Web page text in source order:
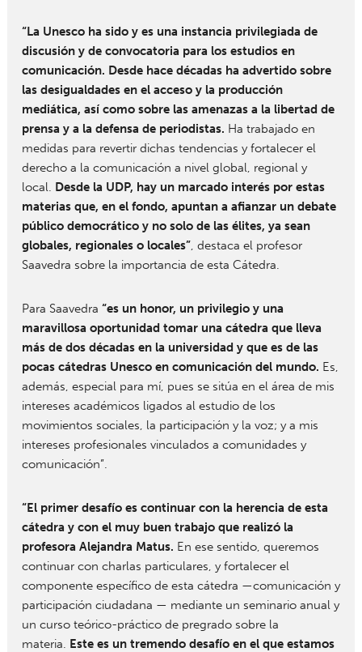
“La Unesco ha sido y es una instancia privilegiada de
discusión y de convocatoria para los estudios en
comunicación. Desde hace décadas ha advertido sobre
las desigualdades en el acceso y la producción
mediática, así como sobre las amenazas a la libertad de
prensa y a la defensa de periodistas. Ha trabajado en
medidas para revertir dichas tendencias y fortalecer el
derecho a la comunicación a nivel global, regional y
local. Desde la UDP, hay un marcado interés por estas
materias que, en el fondo, apuntan a afianzar un debate
público democrático y no solo de las élites, ya sean
globales, regionales o locales”, destaca el profesor
Saavedra sobre la importancia de esta Cátedra.
Para Saavedra “es un honor, un privilegio y una
maravillosa oportunidad tomar una cátedra que lleva
más de dos décadas en la universidad y que es de las
pocas cátedras Unesco en comunicación del mundo. Es,
además, especial para mí, pues se sitúa en el área de mis
intereses académicos ligados al estudio de los
movimientos sociales, la participación y la voz; y a mis
intereses profesionales vinculados a comunidades y
comunicación”.
“El primer desafío es continuar con la herencia de esta
cátedra y con el muy buen trabajo que realizó la
profesora Alejandra Matus. En ese sentido, queremos
continuar con charlas particulares, y fortalecer el
componente específico de esta cátedra —comunicación y
participación ciudadana — mediante un seminario anual y
un curso teórico-práctico de pregrado sobre la
materia. Este es un tremendo desafío en el que estamos